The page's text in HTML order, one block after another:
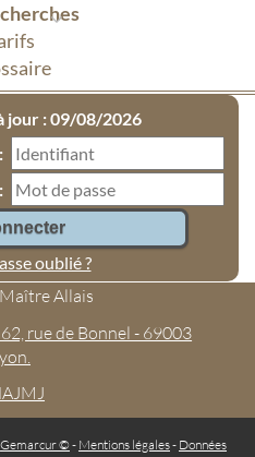
jour : 09/08/2026
oublié ?
Allais
rue de Bonnel - 69003
Gemarcur © - Mentions légales- Données